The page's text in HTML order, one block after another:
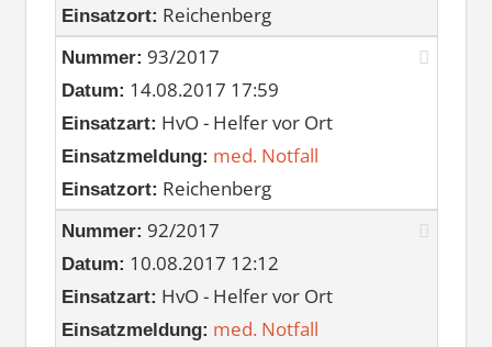
Einsatzort: Reichenberg
Nummer: 93/2017
Datum: 14.08.2017 17:59
Einsatzart: HvO - Helfer vor Ort
Einsatzmeldung: med. Notfall
Einsatzort: Reichenberg
Nummer: 92/2017
Datum: 10.08.2017 12:12
Einsatzart: HvO - Helfer vor Ort
Einsatzmeldung: med. Notfall